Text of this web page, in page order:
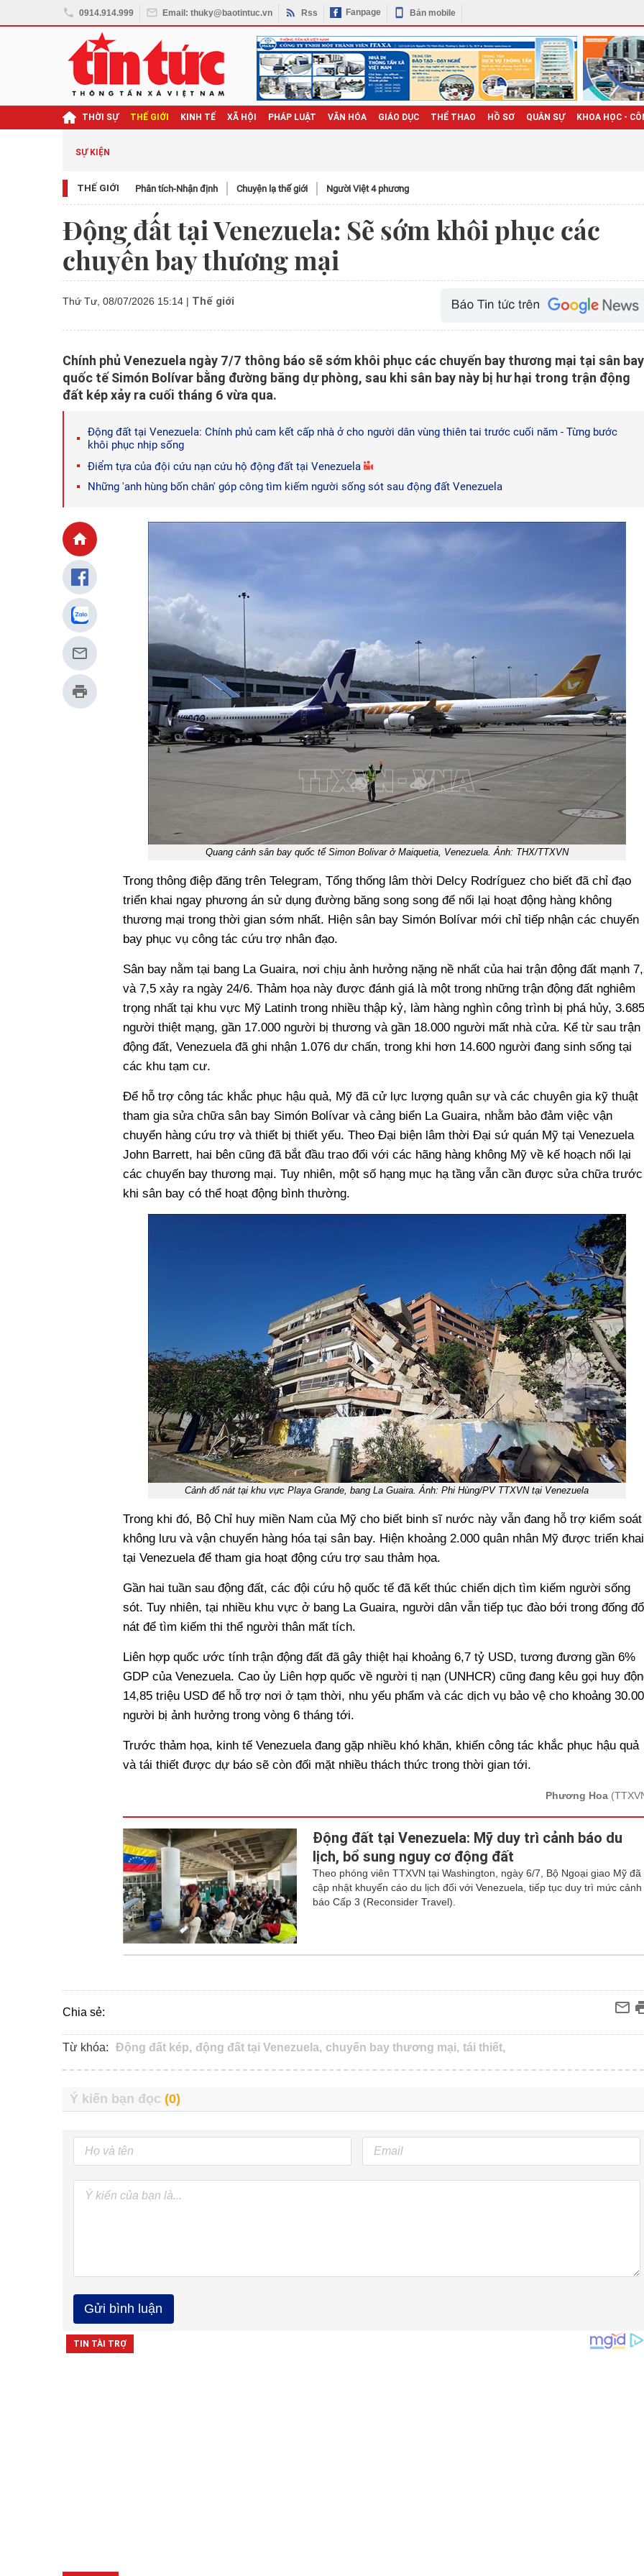
0914.914.999 Email: thuky@baotintuc.vn Rss Fanpage Bản mobile
THỜI SỰ THẾ GIỚI KINH TẾ XÃ HỘI PHÁP LUẬT VĂN HÓA GIÁO DỤC THỂ THAO HỒ SƠ QUÂN SỰ KHOA HỌC -
SỰ KIỆN
THẾ GIỚI Phân tích-Nhận định Chuyện lạ thế giới Người Việt 4 phương
Động đất tại Venezuela: Sẽ sớm khôi phục các
chuyến bay thương mại
Thứ Tư, 08/07/2026 15:14 | Thế giới
Chính phủ Venezuela ngày 7/7 thông báo sẽ sớm khôi phục các chuyến bay thương mại tại sân bay
quốc tế Simón Bolívar bằng đường băng dự phòng, sau khi sân bay này bị hư hại trong trận động
đất kép xảy ra cuối tháng 6 vừa qua.
Động đất tại Venezuela: Chính phủ cam kết cấp nhà ở cho người dân vùng thiên tai trước cuối năm - Từng bước
khôi phục nhịp sống
Điểm tựa của đội cứu nạn cứu hộ động đất tại Venezuela
Những 'anh hùng bốn chân' góp công tìm kiếm người sống sót sau động đất Venezuela
Quang cảnh sân bay quốc tế Simon Bolivar ở Maiquetia, Venezuela. Ảnh: THX/TTXVN
Trong thông điệp đăng trên Telegram, Tổng thống lâm thời Delcy Rodríguez cho biết đã chỉ đạo
triển khai ngay phương án sử dụng đường băng song song để nối lại hoạt động hàng không
thương mại trong thời gian sớm nhất. Hiện sân bay Simón Bolívar mới chỉ tiếp nhận các chuyến
bay phục vụ công tác cứu trợ nhân đạo.
Sân bay nằm tại bang La Guaira, nơi chịu ảnh hưởng nặng nề nhất của hai trận động đất mạnh
và 7,5 xảy ra ngày 24/6. Thảm họa này được đánh giá là một trong những trận động đất nghiêm
trọng nhất tại khu vực Mỹ Latinh trong nhiều thập kỷ, làm hàng nghìn công trình bị phá hủy, 3.685
người thiệt mạng, gần 17.000 người bị thương và gần 18.000 người mất nhà cửa. Kể từ sau trận
động đất, Venezuela đã ghi nhận 1.076 dư chấn, trong khi hơn 14.600 người đang sinh sống tại
các khu tạm cư.
Để hỗ trợ công tác khắc phục hậu quả, Mỹ đã cử lực lượng quân sự và các chuyên gia kỹ thuật
tham gia sửa chữa sân bay Simón Bolívar và cảng biển La Guaira, nhằm bảo đảm việc vận
chuyển hàng cứu trợ và thiết bị thiết yếu. Theo Đại biện lâm thời Đại sứ quán Mỹ tại Venezuela
John Barrett, hai bên cũng đã bắt đầu trao đổi với các hãng hàng không Mỹ về kế hoạch nối lại
các chuyến bay thương mại. Tuy nhiên, một số hạng mục hạ tầng vẫn cần được sửa chữa trước
khi sân bay có thể hoạt động bình thường.
Cảnh đổ nát tại khu vực Playa Grande, bang La Guaira. Ảnh: Phi Hùng/PV TTXVN tại Venezuela
Trong khi đó, Bộ Chỉ huy miền Nam của Mỹ cho biết binh sĩ nước này vẫn đang hỗ trợ kiểm soát
không lưu và vận chuyển hàng hóa tại sân bay. Hiện khoảng 2.000 quân nhân Mỹ được triển khai
tại Venezuela để tham gia hoạt động cứu trợ sau thảm họa.
Gần hai tuần sau động đất, các đội cứu hộ quốc tế đã kết thúc chiến dịch tìm kiếm người sống
sót. Tuy nhiên, tại nhiều khu vực ở bang La Guaira, người dân vẫn tiếp tục đào bới trong đống đổ
nát để tìm kiếm thi thể người thân mất tích.
Liên hợp quốc ước tính trận động đất đã gây thiệt hại khoảng 6,7 tỷ USD, tương đương gần 6%
GDP của Venezuela. Cao ủy Liên hợp quốc về người tị nạn (UNHCR) cũng đang kêu gọi huy
14,85 triệu USD để hỗ trợ nơi ở tạm thời, nhu yếu phẩm và các dịch vụ bảo vệ cho khoảng
người bị ảnh hưởng trong vòng 6 tháng tới.
Trước thảm họa, kinh tế Venezuela đang gặp nhiều khó khăn, khiến công tác khắc phục hậu quả
và tái thiết được dự báo sẽ còn đối mặt nhiều thách thức trong thời gian tới.
Phương Hoa
Động đất tại Venezuela: Mỹ duy trì cảnh báo du
lịch, bổ sung nguy cơ động đất
Theo phóng viên TTXVN tại Washington, ngày 6/7, Bộ Ngoại giao Mỹ đã
cập nhật khuyến cáo du lịch đối với Venezuela, tiếp tục duy trì mức cảnh
báo Cấp 3 (Reconsider Travel).
Chia sẻ:
Từ khóa: Động đất kép, động đất tại Venezuela, chuyến bay thương mại, tái thiết,